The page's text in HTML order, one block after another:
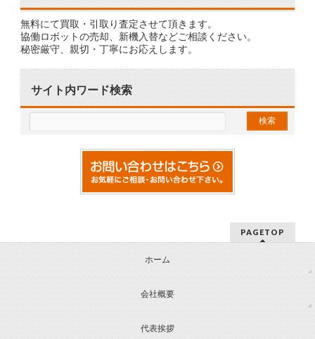
無料にて買取・引取り査定させて頂きます。
協働ロボットの売却、新機入替などご相談ください。
秘密厳守、親切・丁寧にお応えします。
サイト内ワード検索
PAGETOP
ホーム
会社概要
代表挨拶